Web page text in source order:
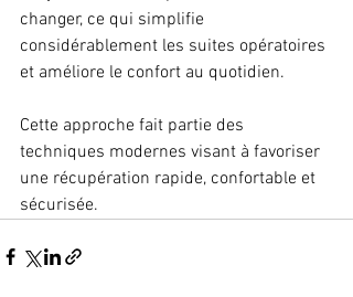
changer, ce qui simplifie
considérablement les suites opératoires
et améliore le confort au quotidien.
Cette approche fait partie des
techniques modernes visant à favoriser
une récupération rapide, confortable et
sécurisée.